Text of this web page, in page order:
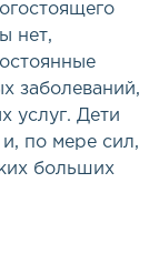
нет,
заболеваний,
услуг. Дети
по мере сил,
больших